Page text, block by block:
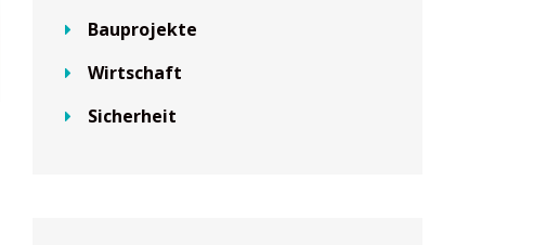
Bauprojekte
Wirtschaft
Sicherheit